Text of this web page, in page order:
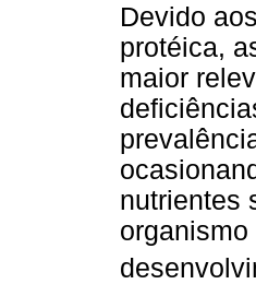
Devido
protéica,
maior
nutrientes